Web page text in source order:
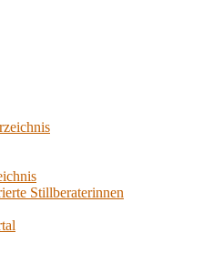
Stillberaterinnen